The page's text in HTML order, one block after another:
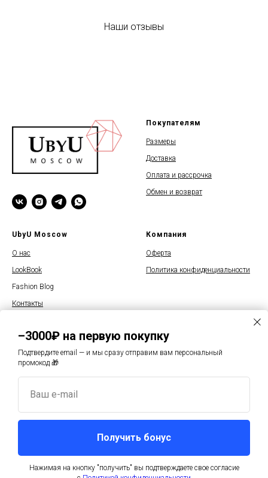
Купить
Наши отзывы
Покупателям
Размеры
Доставка
Оплата и рассрочка
Обмен и возврат
UbyU Moscow
О нас
LookBook
Fashion Blog
Контакты
Компания
Оферта
Политика конфиденциальности
© 2025 UbyU Moscow
Москва, Волоколамское ш, д1
Режим работы с 12:00 до 20:00
–3000₽ на первую покупку
Подтвердите email — и мы сразу отправим вам персональный
промокод 🎁
Ваш e-mail
Получить бонус
Нажимая на кнопку "получить" вы подтверждаете свое согласие